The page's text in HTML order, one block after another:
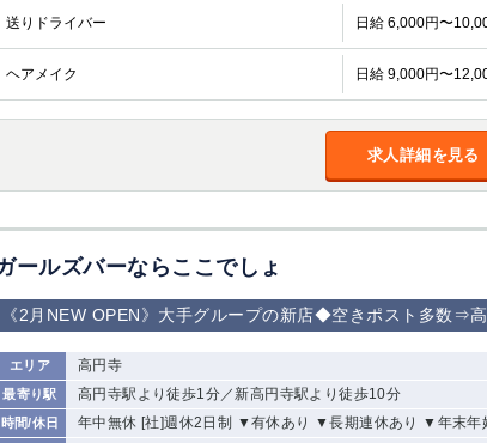
送りドライバー 日給 6,000円〜
ヘアメイク 日給 9,000円〜
求人詳細を見る
ールズバーならここでしょ
《2月NEW OPEN》大手グループの新店◆空きポスト多数⇒
エリア 高円寺
最寄り駅 高円寺駅より徒歩1分／新高円寺駅より徒歩10分
時間/休日 年中無休 [社]週休2日制 ▼有休あり ▼長期連休あり ▼年末年